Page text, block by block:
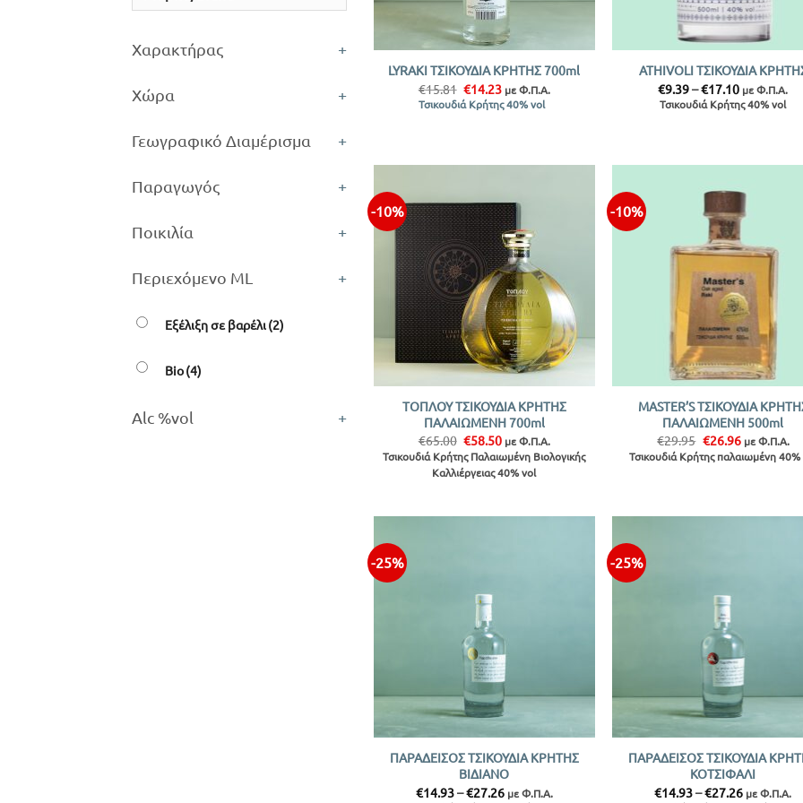
Χαρακτήρας +
Χώρα +
Γεωγραφικό Διαμέρισμα +
Παραγωγός +
Ποικιλία +
Περιεχόμενο ML +
Εξέλιξη σε βαρέλι(2)
Bio(4)
Alc %vol +
LYRAKI ΤΣΙΚΟΥΔΙΑ ΚΡΗΤΗΣ 700ml
€15.81 Original
price
was:
€14.23Η
τρέχουσα
τιμή
με Φ.Π.Α.
Τσικουδιά Κρήτης 40% vol
ATHIVOLI ΤΣΙΚΟΥΔΙΑ
€9.39–€17.10Price
range:
€9.39
με Φ.Π.Α.
Τσικουδιά Κρήτης 40% vol
-10%
στην λίστα
ΤΟΠΛΟΥ ΤΣΙΚΟΥΔΙΑ ΚΡΗΤΗΣ
ΠΑΛΑΙΩΜΕΝΗ 700ml
€65.00 Original
price
was:
€65.00.
€58.50Η
τρέχουσα
τιμή
είναι:
με Φ.Π.Α.
Τσικουδιά Κρήτης Παλαιωμένη Βιολογικής
Καλλιέργειας 40% vol
-10%
MASTER’S ΤΣΙΚΟΥΔΙΑ
ΠΑΛΑΙΩΜΕΝΗ 500ml
€29.95 Original
price
was:
€26.96Η
τρέχουσα
τιμή
με Φ.Π.Α.
Τσικουδιά Κρήτης παλαιωμένη
-25%
ΠΑΡΑΔΕΙΣΟΣ ΤΣΙΚΟΥΔΙΑ ΚΡΗΤΗΣ
ΒΙΔΙΑΝΟ
€14.93–€27.26Price
με Φ.Π.Α.
-25%
ΠΑΡΑΔΕΙΣΟΣ ΤΣΙΚΟΥΔΙΑ
ΚΟΤΣΙΦΑΛΙ
€14.93–€27.26Price
με Φ.Π.Α.